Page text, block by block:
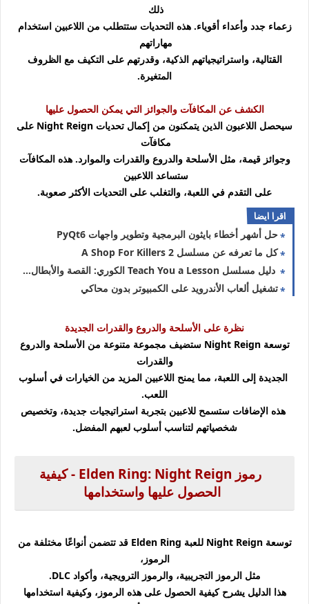
ذلك
زعماء جدد وأعداء أقوياء. هذه التحديات ستتطلب من اللاعبين استخدام
مهاراتهم
القتالية، واستراتيجياتهم الذكية، وقدرتهم على التكيف مع الظروف
المتغيرة.
الكشف عن المكافآت والجوائز التي يمكن الحصول عليها
سيحصل اللاعبون الذين يتمكنون من إكمال تحديات Night Reign على
مكافآت
وجوائز قيمة، مثل الأسلحة والدروع والقدرات والموارد. هذه المكافآت
ستساعد اللاعبين
على التقدم في اللعبة، والتغلب على التحديات الأكثر صعوبة.
اقرا ايضا
حل أشهر أخطاء بايثون البرمجية وتطوير واجهات PyQt6
كل ما تعرفه عن مسلسل A Shop For Killers 2
دليل مسلسل Teach You a Lesson الكوري: القصة والأبطال والنهاية
تشغيل ألعاب الأندرويد على الكمبيوتر بدون محاكي
نظرة على الأسلحة والدروع والقدرات الجديدة
توسعة Night Reign ستضيف مجموعة متنوعة من الأسلحة والدروع
والقدرات
الجديدة إلى اللعبة، مما يمنح اللاعبين المزيد من الخيارات في أسلوب
اللعب.
هذه الإضافات ستسمح للاعبين بتجربة استراتيجيات جديدة، وتخصيص
شخصياتهم لتناسب أسلوب لعبهم المفضل.
رموز Elden Ring: Night Reign - كيفية
الحصول عليها واستخدامها
توسعة Night Reign للعبة Elden Ring قد تتضمن أنواعًا مختلفة من
الرموز،
مثل الرموز التجريبية، والرموز الترويجية، وأكواد DLC.
هذا الدليل يشرح كيفية الحصول على هذه الرموز، وكيفية استخدامها